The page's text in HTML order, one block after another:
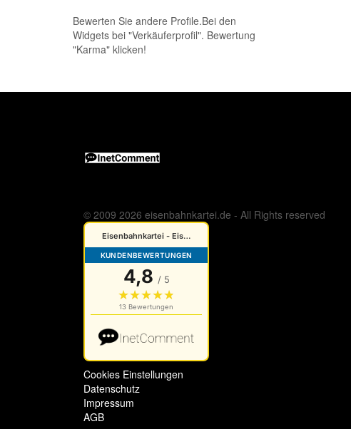
Bewerten Sie andere Profile.Bei den
Widgets bei "Verkäuferprofil". Bewertung
"Karma" klicken!
© 2009 2026 eisenbahnkartei.de - All Rights reserved
Cookies Einstellungen
Datenschutz
Impressum
AGB